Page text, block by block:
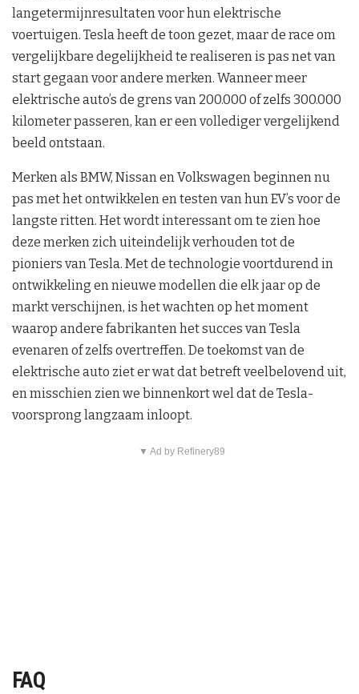
langetermijnresultaten voor hun elektrische
voertuigen. Tesla heeft de toon gezet, maar de race om
vergelijkbare degelijkheid te realiseren is pas net van
start gegaan voor andere merken. Wanneer meer
elektrische auto’s de grens van 200.000 of zelfs 300.000
kilometer passeren, kan er een vollediger vergelijkend
beeld ontstaan.
Merken als BMW, Nissan en Volkswagen beginnen nu
pas met het ontwikkelen en testen van hun EV’s voor de
langste ritten. Het wordt interessant om te zien hoe
deze merken zich uiteindelijk verhouden tot de
pioniers van Tesla. Met de technologie voortdurend in
ontwikkeling en nieuwe modellen die elk jaar op de
markt verschijnen, is het wachten op het moment
waarop andere fabrikanten het succes van Tesla
evenaren of zelfs overtreffen. De toekomst van de
elektrische auto ziet er wat dat betreft veelbelovend uit,
en misschien zien we binnenkort wel dat de Tesla-
voorsprong langzaam inloopt.
▼ Ad by Refinery89
FAQ